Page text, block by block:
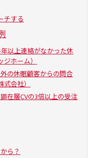
チする
以上連絡がなかった休
ホーム）
の休眠顧客からの問合
会社）
在層CVの3倍以上の受注
ら？